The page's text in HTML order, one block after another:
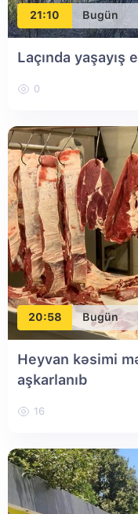
21:10 Bugün
Laçında yaşayış
0
20:58 Bugün
Heyvan kəsimi
aşkarlanıb
16